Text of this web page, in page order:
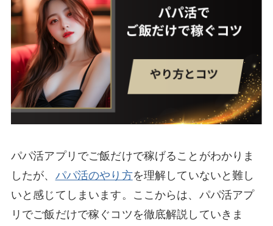
パパ活アプリでご飯だけで稼げることがわかりま
したが、 パパ活のやり方を理解していないと難し
いと感じてしまいます。ここからは、パパ活アプ
リでご飯だけで稼ぐコツを徹底解説していきま